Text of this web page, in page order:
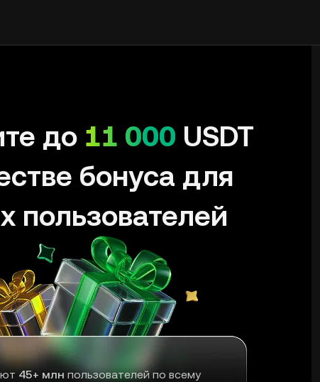
до 11 000 USDT
бонуса для
пользователей
45+ млн пользователей по всему